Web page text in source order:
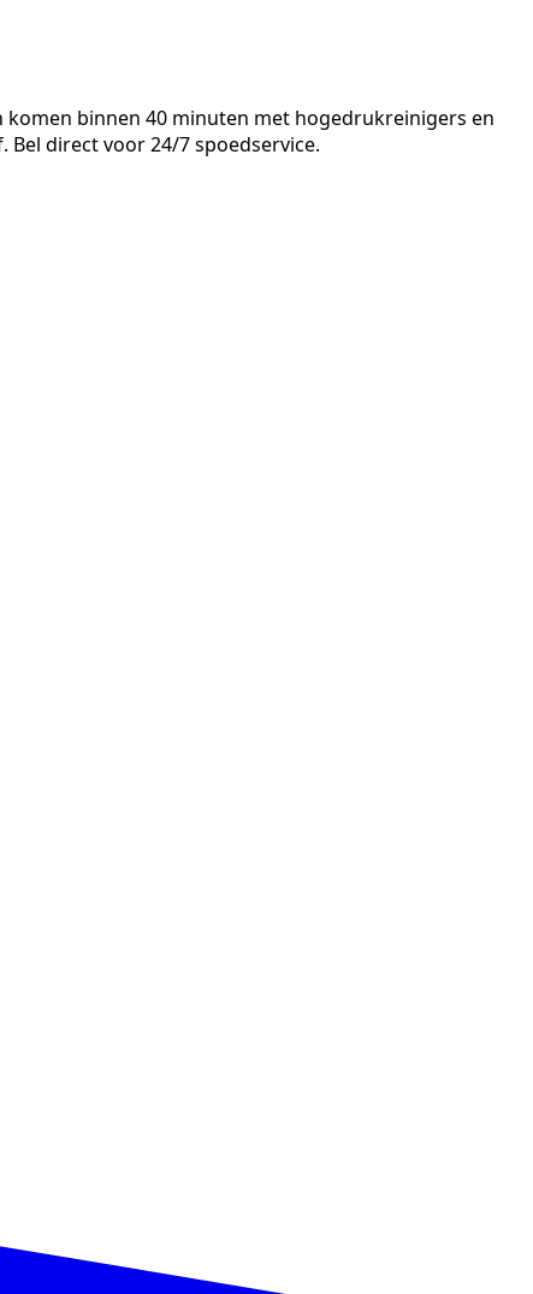
komen binnen 40 minuten met hogedrukreinigers en
direct voor 24/7 spoedservice.